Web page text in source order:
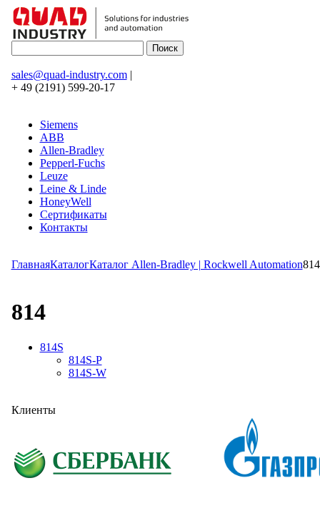
sales@quad-industry.com|
+ 49 (2191) 599-20-17
Siemens
ABB
Allen-Bradley
Pepperl-Fuchs
Leuze
Leine & Linde
HoneyWell
Сертификаты
Контакты
ГлавнаяКаталогКаталог Allen-Bradley | Rockwell Automation814
814
814S
814S-P
814S-W
Клиенты